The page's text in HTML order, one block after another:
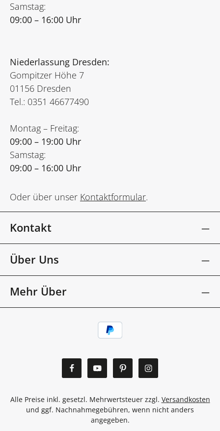
Samstag:
09:00 – 16:00 Uhr
Niederlassung Dresden:
Gompitzer Höhe 7
01156 Dresden
Tel.: 0351 46677490
Montag – Freitag:
09:00 – 19:00 Uhr
Samstag:
09:00 – 16:00 Uhr
Oder über unser Kontaktformular.
Kontakt
Über Uns
Mehr Über
Alle Preise inkl. gesetzl. Mehrwertsteuer zzgl. Versandkosten
und ggf. Nachnahmegebühren, wenn nicht anders
angegeben.